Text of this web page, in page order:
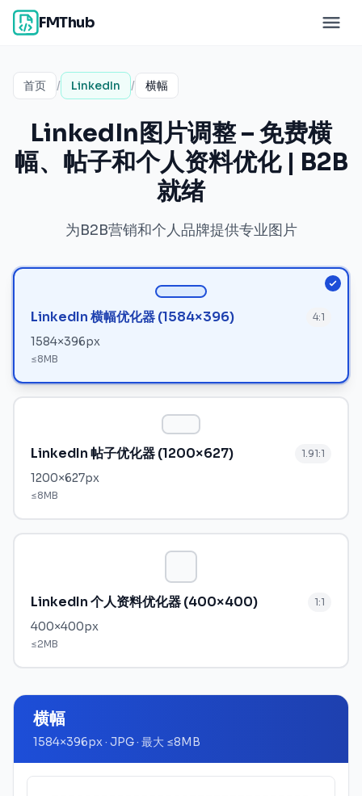
FMThub
首页 / LinkedIn / 横幅
LinkedIn图片调整 – 免费横
幅、帖子和个人资料优化 | B2B
就绪
为B2B营销和个人品牌提供专业图片
LinkedIn 横幅优化器 (1584×396) 4:1
1584×396px
≤8MB
LinkedIn 帖子优化器 (1200×627) 1.91:1
1200×627px
≤8MB
LinkedIn 个人资料优化器 (400×400) 1:1
400×400px
≤2MB
横幅
1584×396px · JPG · 最大 ≤8MB